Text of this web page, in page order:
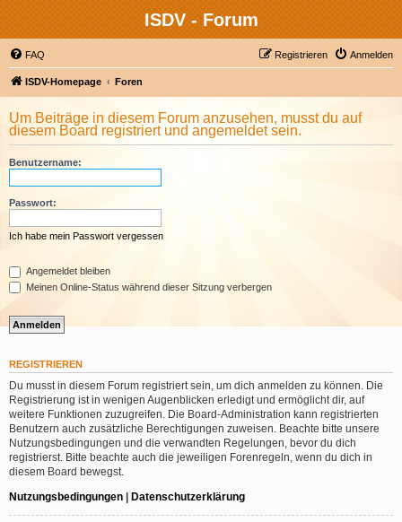
ISDV - Forum
FAQ Anmelden
Registrieren
ISDV-Homepage Foren
Um Beiträge in diesem Forum anzusehen, musst du auf
diesem Board registriert und angemeldet sein.
Benutzername:
Passwort:
Ich habe mein Passwort vergessen
Angemeldet bleiben
Meinen Online-Status während dieser Sitzung verbergen
REGISTRIEREN
Du musst in diesem Forum registriert sein, um dich anmelden zu können. Die
Registrierung ist in wenigen Augenblicken erledigt und ermöglicht dir, auf
weitere Funktionen zuzugreifen. Die Board-Administration kann registrierten
Benutzern auch zusätzliche Berechtigungen zuweisen. Beachte bitte unsere
Nutzungsbedingungen und die verwandten Regelungen, bevor du dich
registrierst. Bitte beachte auch die jeweiligen Forenregeln, wenn du dich in
diesem Board bewegst.
Nutzungsbedingungen | Datenschutzerklärung